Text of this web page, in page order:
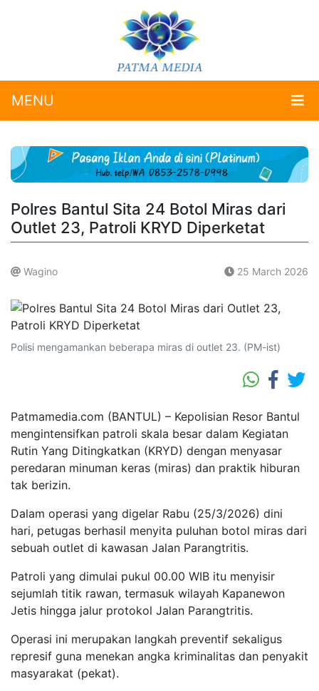
MENU
Polres Bantul Sita 24 Botol Miras dari
Outlet 23, Patroli KRYD Diperketat
Wagino 25 March 2026
Polisi mengamankan beberapa miras di outlet 23. (PM-ist)
Patmamedia.com (BANTUL) – Kepolisian Resor Bantul
mengintensifkan patroli skala besar dalam Kegiatan
Rutin Yang Ditingkatkan (KRYD) dengan menyasar
peredaran minuman keras (miras) dan praktik hiburan
tak berizin.
Dalam operasi yang digelar Rabu (25/3/2026) dini
hari, petugas berhasil menyita puluhan botol miras dari
sebuah outlet di kawasan Jalan Parangtritis.
Patroli yang dimulai pukul 00.00 WIB itu menyisir
sejumlah titik rawan, termasuk wilayah Kapanewon
Jetis hingga jalur protokol Jalan Parangtritis.
Operasi ini merupakan langkah preventif sekaligus
represif guna menekan angka kriminalitas dan penyakit
masyarakat (pekat).